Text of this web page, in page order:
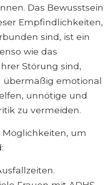
Das Bewusstsein
Empfindlichkeiten,
sind, ist ein
wie das
Störung sind,
übermäßig emotional
unnötige und
zu vermeiden.
Möglichkeiten, um